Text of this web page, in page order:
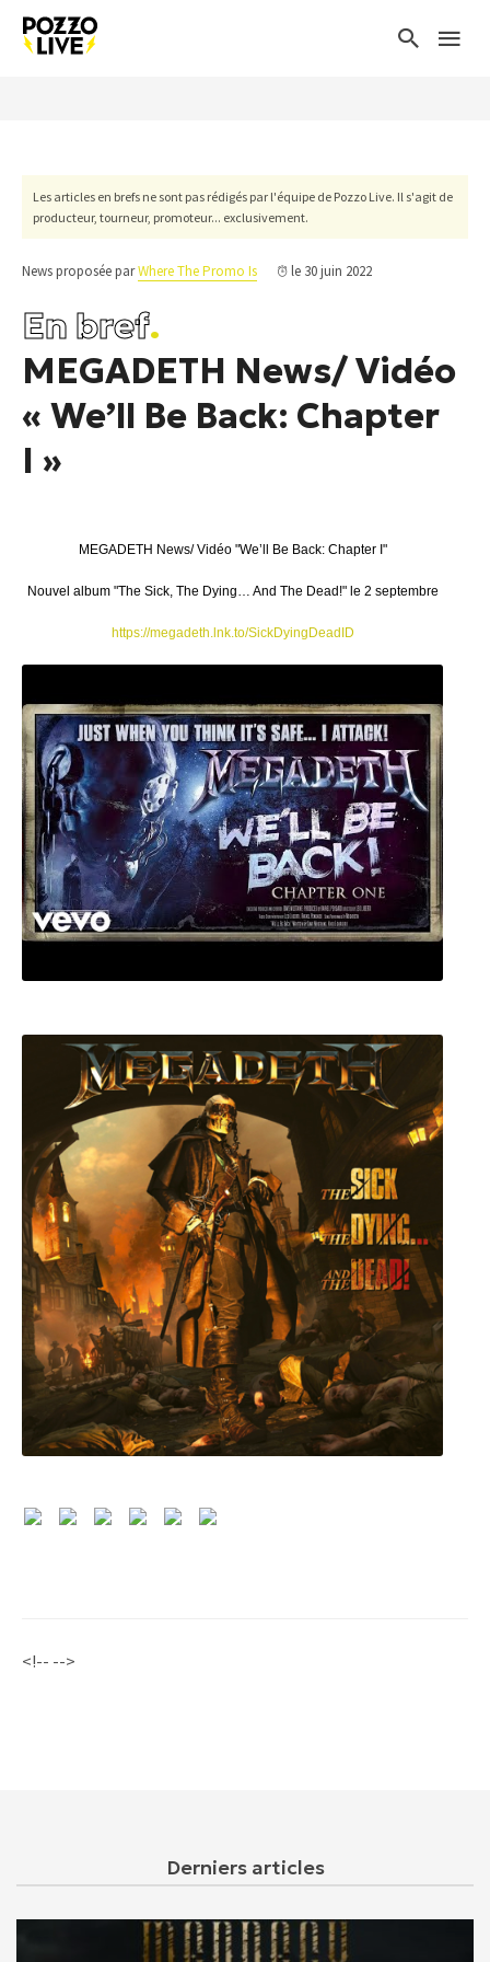
Les articles en brefs ne sont pas rédigés par l'équipe de Pozzo Live. Il s'agit de
producteur, tourneur, promoteur... exclusivement.
News proposée parWhere The Promo Is le 30 juin 2022
En bref.
MEGADETH News/ Vidéo
« We’ll Be Back: Chapter
I »
MEGADETH News/ Vidéo "We’ll Be Back: Chapter I"
Nouvel album "The Sick, The Dying… And The Dead!" le 2 septembre
https://megadeth.lnk.to/SickDyingDeadID
<!-- -->
Derniers articles